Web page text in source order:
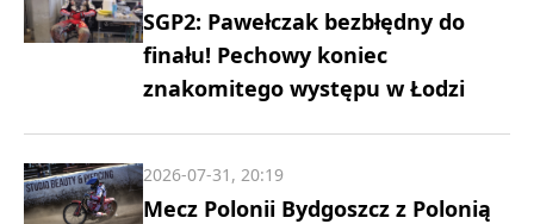
SGP2: Pawełczak bezbłędny do
finału! Pechowy koniec
znakomitego występu w Łodzi
Mecz Polonii Bydgoszcz z Polonią
2026-07-31, 20:19